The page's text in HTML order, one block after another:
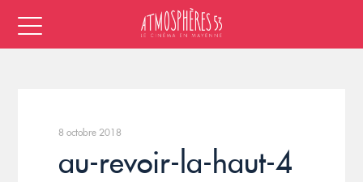
8 octobre 2018
au-revoir-la-haut-4